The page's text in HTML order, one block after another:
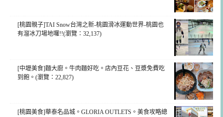
[桃園親子]TAI Snow台灣之新-桃園滑冰運動世界-桃園也
有溜冰刀場地囉!!(瀏覽：32,137)
[中壢美食]麵大廚。牛肉麵好吃。店內豆花、豆漿免費吃
到飽。(瀏覽：22,827)
[桃園美食]華泰名品城。GLORIA OUTLETS。美食攻略總